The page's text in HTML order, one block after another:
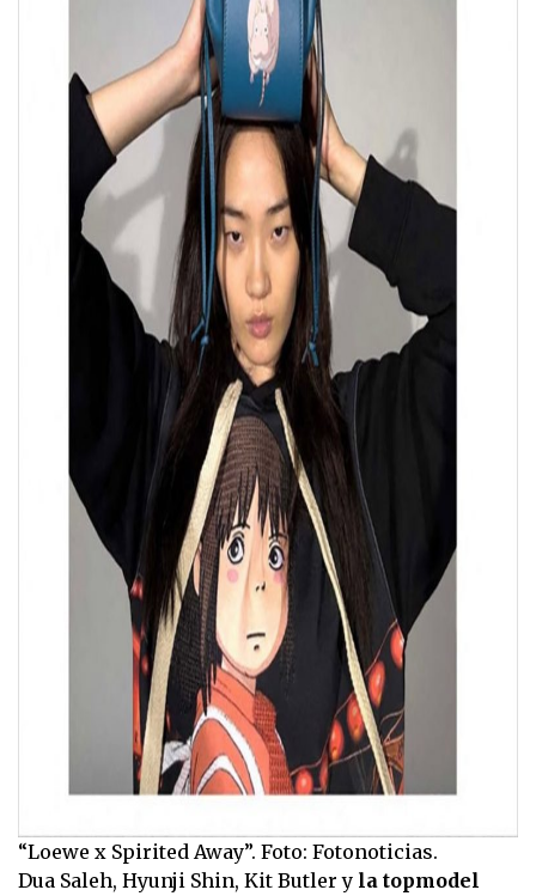
“Loewe x Spirited Away”. Foto: Fotonoticias.
Dua Saleh, Hyunji Shin, Kit Butler y la topmodel